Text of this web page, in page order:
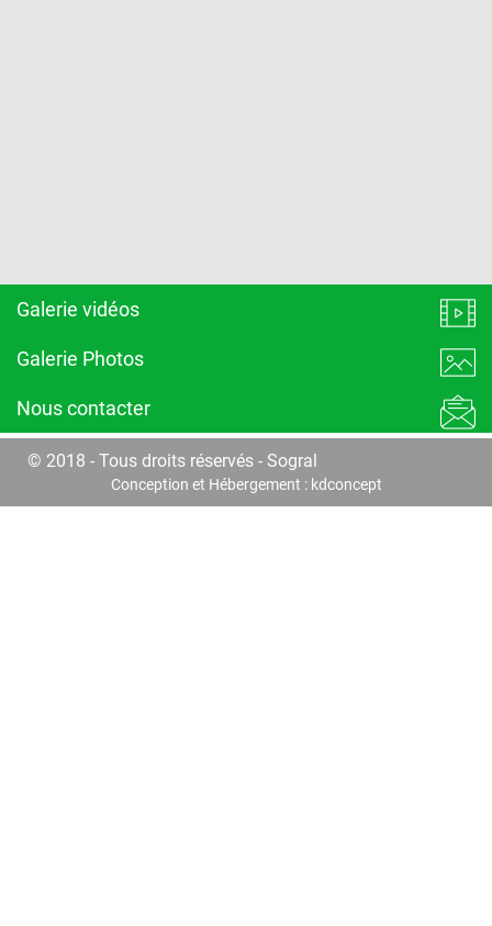
Galerie vidéos
Galerie Photos
Nous contacter
© 2018 - Tous droits réservés - Sogral
Conception et Hébergement : kdconcept